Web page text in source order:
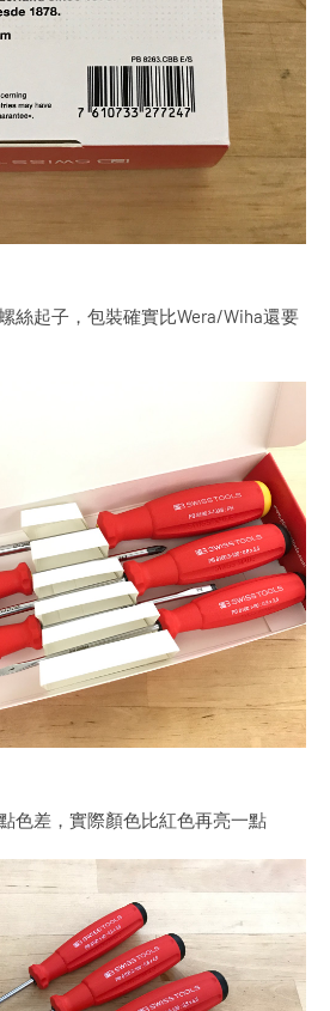
絲起子，包裝確實比Wera/Wiha還要
色差，實際顏色比紅色再亮一點